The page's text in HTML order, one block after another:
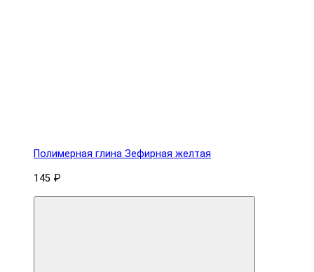
Полимерная глина Зефирная желтая
145 ₽